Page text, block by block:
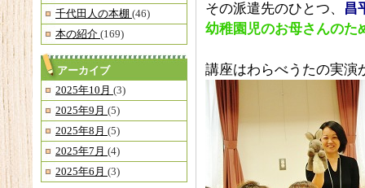
千代田人の本棚 (46)
本の紹介 (169)
アーカイブ
2025年10月 (3)
2025年9月 (5)
2025年8月 (5)
2025年7月 (4)
2025年6月 (3)
その派遣先のひとつ、
昌
幼稚園児のお母さんのた
講座はわらべうたの実演